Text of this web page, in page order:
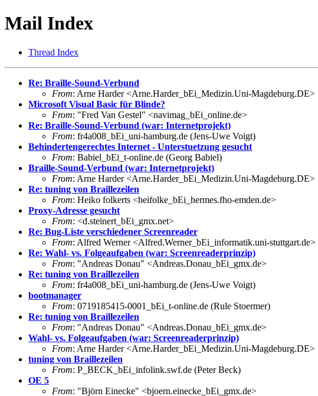
Mail Index
Thread Index
Re: Braille-Sound-Verbund
From: Arne Harder <Arne.Harder_bEi_Medizin.Uni-Magdeburg.DE>
Microsoft Visual Basic für Blinde?
From: "Fred Van Gestel" <navimag_bEi_online.de>
Re: Braille-Sound-Verbund (war: Internetprojekt)
From: fr4a008_bEi_uni-hamburg.de (Jens-Uwe Voigt)
Behindertengerechtes Internet - Unterstuetzung gesucht
From: Babiel_bEi_t-online.de (Georg Babiel)
Braille-Sound-Verbund (war: Internetprojekt)
From: Arne Harder <Arne.Harder_bEi_Medizin.Uni-Magdeburg.DE>
Re: tuning von Braillezeilen
From: Heiko folkerts <heifolke_bEi_hermes.fho-emden.de>
Proxy-Adresse gesucht
From: <d.steinert_bEi_gmx.net>
Re: Bug-Liste verschiedener Screenreader
From: Alfred Werner <Alfred.Werner_bEi_informatik.uni-stuttgart.de>
Re: Wahl- vs. Folgeaufgaben (war: Screenreaderprinzip)
From: "Andreas Donau" <Andreas.Donau_bEi_gmx.de>
Re: tuning von Braillezeilen
From: fr4a008_bEi_uni-hamburg.de (Jens-Uwe Voigt)
bootmanager
From: 0719185415-0001_bEi_t-online.de (Rule Stoermer)
Re: tuning von Braillezeilen
From: "Andreas Donau" <Andreas.Donau_bEi_gmx.de>
Wahl- vs. Folgeaufgaben (war: Screenreaderprinzip)
From: Arne Harder <Arne.Harder_bEi_Medizin.Uni-Magdeburg.DE>
tuning von Braillezeilen
From: P_BECK_bEi_infolink.swf.de (Peter Beck)
OE 5
From: "Björn Einecke" <bjoern.einecke_bEi_gmx.de>